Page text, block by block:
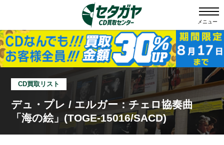
メニュー
CD買取リスト
デュ・プレ / エルガー：チェロ協奏曲
「海の絵」(TOGE-15016/SACD)